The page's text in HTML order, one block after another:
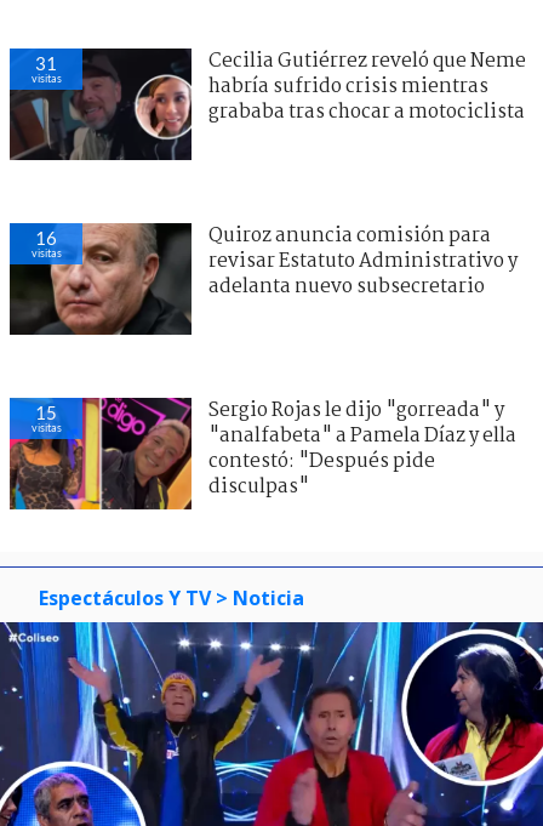
31
visitas
Cecilia Gutiérrez reveló que Neme
habría sufrido crisis mientras
grababa tras chocar a motociclista
16
visitas
Quiroz anuncia comisión para
revisar Estatuto Administrativo y
adelanta nuevo subsecretario
15
visitas
Sergio Rojas le dijo "gorreada" y
"analfabeta" a Pamela Díaz y ella
contestó: "Después pide
disculpas"
Espectáculos Y TV > Noticia